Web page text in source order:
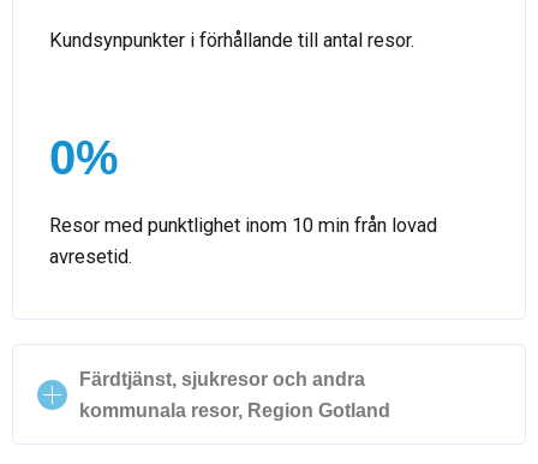
Kundsynpunkter i förhållande till antal resor.
0%
Resor med punktlighet inom 10 min från lovad
avresetid.
Färdtjänst, sjukresor och andra
kommunala resor, Region Gotland